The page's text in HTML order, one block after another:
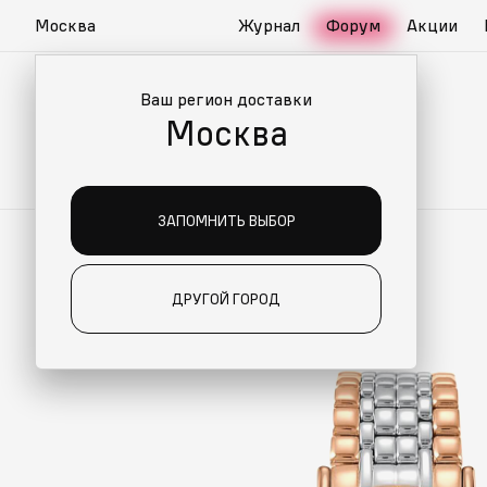
Москва
Ваш регион доставки
Москва
ЗАПОМНИТЬ ВЫБОР
ДРУГОЙ ГОРОД
Журнал Форум Акции
ДЛЯ ВАС